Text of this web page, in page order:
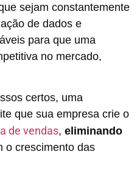
sejam constantemente
de dados e
para que uma
no mercado,
certos, uma
que sua empresa crie o
de vendas, eliminando
o crescimento das